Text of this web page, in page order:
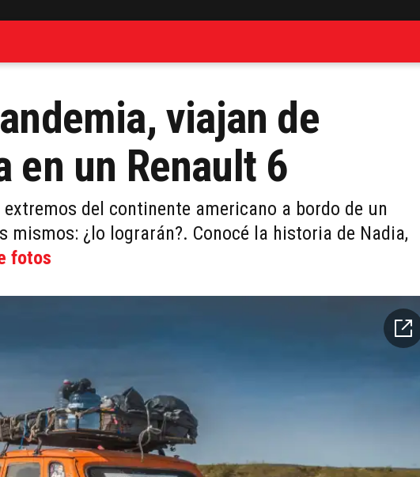
viajan de
en un Renault 6
del continente americano a bordo de un
¿lo lograrán?. Conocé la historia de Nadia,
fotos